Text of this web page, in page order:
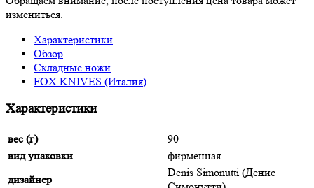
измениться.
Характеристики
Обзор
Складные ножи
FOX KNIVES (Италия)
Характеристики
вес (г)
90
вид упаковки
фирменная
дизайнер
Denis Simonutti (Денис